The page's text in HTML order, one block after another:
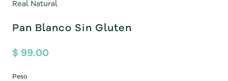
Real Natural
Pan Blanco Sin Gluten
$ 99.00
Peso